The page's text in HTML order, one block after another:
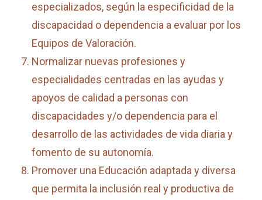
especializados, según la especificidad de la
discapacidad o dependencia a evaluar por los
Equipos de Valoración.
Normalizar nuevas profesiones y
especialidades centradas en las ayudas y
apoyos de calidad a personas con
discapacidades y/o dependencia para el
desarrollo de las actividades de vida diaria y
fomento de su autonomía.
Promover una Educación adaptada y diversa
que permita la inclusión real y productiva de